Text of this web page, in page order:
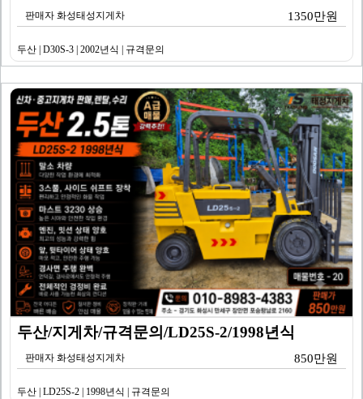
판매자 화성태성지게차 1350만원
두산 | D30S-3 | 2002년식 | 규격문의
두산/지게차/규격문의/LD25S-2/1998년식
판매자 화성태성지게차 850만원
두산 | LD25S-2 | 1998년식 | 규격문의